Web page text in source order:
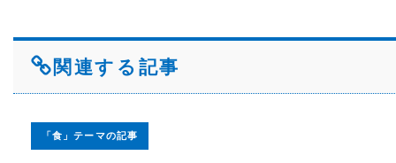
関連する記事
「食」テーマの記事